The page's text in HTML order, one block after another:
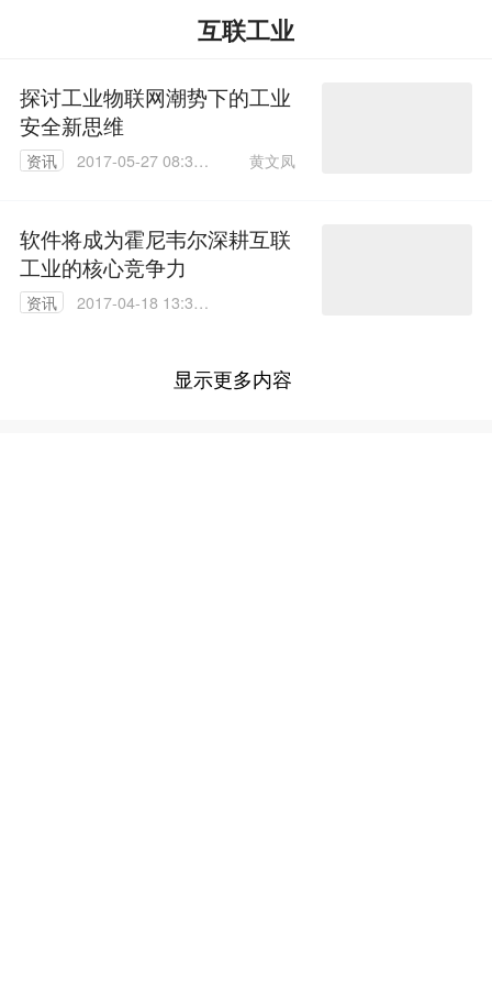
互联工业
探讨工业物联网潮势下的工业
安全新思维
资讯
2017-05-27 08:35:
黄文凤
软件将成为霍尼韦尔深耕互联
工业的核心竞争力
资讯
2017-04-18 13:36:
显示更多内容